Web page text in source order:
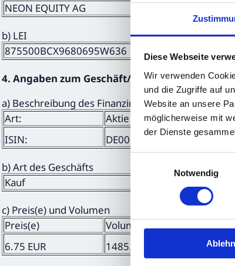
Diese Webseite
Wir verwenden
und die Zugriffe auf
Website an unsere
möglicherweise mit
der Dienste
Notwendig
NEON EQUITY AG
b) LEI
875500BCX9680695W636
4. Angaben zum Geschäft/zu den Geschäften
a) Beschreibung des Finanzinstruments, Art des
Art:
Aktie
ISIN:
DE000A3DW408
b) Art des Geschäfts
Kauf
c) Preis(e) und Volumen
Preis(e)
Volumen
6.75 EUR
1485.00 EUR